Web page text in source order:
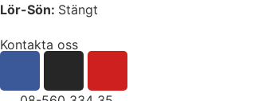
Lör-Sön: Stängt
Kontakta oss